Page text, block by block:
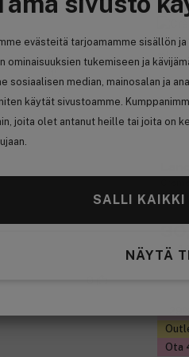
evästeitä tarjoamamme sisällön
ominaisuuksien tukemiseen ja
sosiaalisen median, mainosalan ja
käytät sivustoamme.
joita olet antanut heille tai joita on
SALLI KAIKKI
NÄYTÄ24,44
Ota
(4)
(0)
(0)